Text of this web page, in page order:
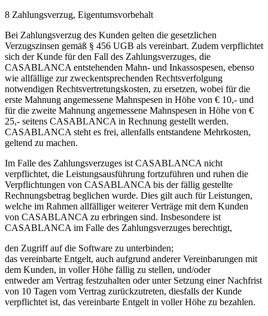
8 Zahlungsverzug, Eigentumsvorbehalt
Bei Zahlungsverzug des Kunden gelten die gesetzlichen
Verzugszinsen gemäß § 456 UGB als vereinbart. Zudem verpflichtet
sich der Kunde für den Fall des Zahlungsverzuges, die
CASABLANCA entstehenden Mahn- und Inkassospesen, ebenso
wie allfällige zur zweckentsprechenden Rechtsverfolgung
notwendigen Rechtsvertretungskosten, zu ersetzen, wobei für die
erste Mahnung angemessene Mahnspesen in Höhe von € 10,- und
für die zweite Mahnung angemessene Mahnspesen in Höhe von €
25,- seitens CASABLANCA in Rechnung gestellt werden.
CASABLANCA steht es frei, allenfalls entstandene Mehrkosten,
geltend zu machen.
Im Falle des Zahlungsverzuges ist CASABLANCA nicht
verpflichtet, die Leistungsausführung fortzuführen und ruhen die
Verpflichtungen von CASABLANCA bis der fällig gestellte
Rechnungsbetrag beglichen wurde. Dies gilt auch für Leistungen,
welche im Rahmen allfälliger weiterer Verträge mit dem Kunden
von CASABLANCA zu erbringen sind. Insbesondere ist
CASABLANCA im Falle des Zahlungsverzuges berechtigt,
den Zugriff auf die Software zu unterbinden;
das vereinbarte Entgelt, auch aufgrund anderer Vereinbarungen mit
dem Kunden, in voller Höhe fällig zu stellen, und/oder
entweder am Vertrag festzuhalten oder unter Setzung einer Nachfrist
von 10 Tagen vom Vertrag zurückzutreten, diesfalls der Kunde
verpflichtet ist, das vereinbarte Entgelt in voller Höhe zu bezahlen.